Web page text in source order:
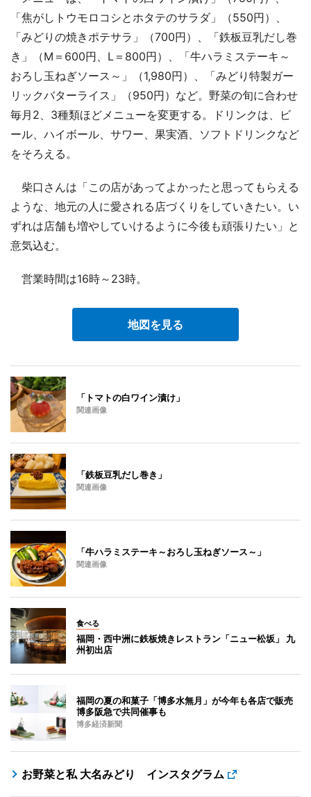
「焦がしトウモロコシとホタテのサラダ」（550円）、
「みどりの焼きポテサラ」（700円）、「鉄板豆乳だし巻
き」（M＝600円、L＝800円）、「牛ハラミステーキ～
おろし玉ねぎソース～」（1,980円）、「みどり特製ガー
リックバターライス」（950円）など。野菜の旬に合わせ
毎月2、3種類ほどメニューを変更する。ドリンクは、ビ
ール、ハイボール、サワー、果実酒、ソフトドリンクなど
をそろえる。
柴口さんは「この店があってよかったと思ってもらえる
ような、地元の人に愛される店づくりをしていきたい。い
ずれは店舗も増やしていけるように今後も頑張りたい」と
意気込む。
営業時間は16時～23時。
地図を見る
「トマトの白ワイン漬け」
関連画像
「鉄板豆乳だし巻き」
関連画像
「牛ハラミステーキ～おろし玉ねぎソース～」
関連画像
食べる
福岡・西中洲に鉄板焼きレストラン「ニュー松坂」 九
州初出店
福岡の夏の和菓子「博多水無月」が今年も各店で販売
博多阪急で共同催事も
博多経済新聞
お野菜と私 大名みどり インスタグラム